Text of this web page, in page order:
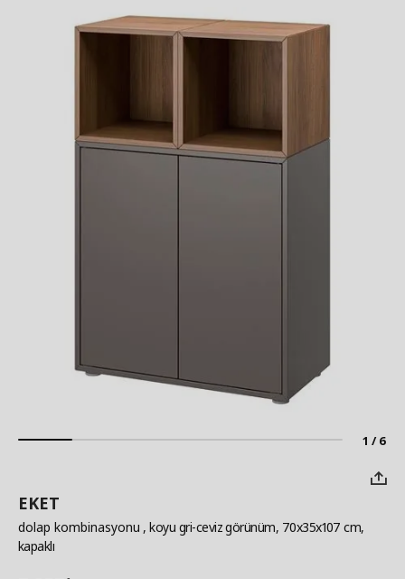
1 / 6
EKET
dolap kombinasyonu , koyu gri-ceviz görünüm, 70x35x107 cm,
kapaklı